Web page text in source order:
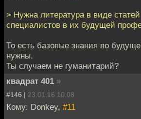
> Нужна литература в виде
специалистов в их будущей
То есть базовые знания по
нужны.
Ты случаем не гуманитарий?
квадрат 401 »
#146 | 23.01.16 10:08
Кому: Donkey, #11